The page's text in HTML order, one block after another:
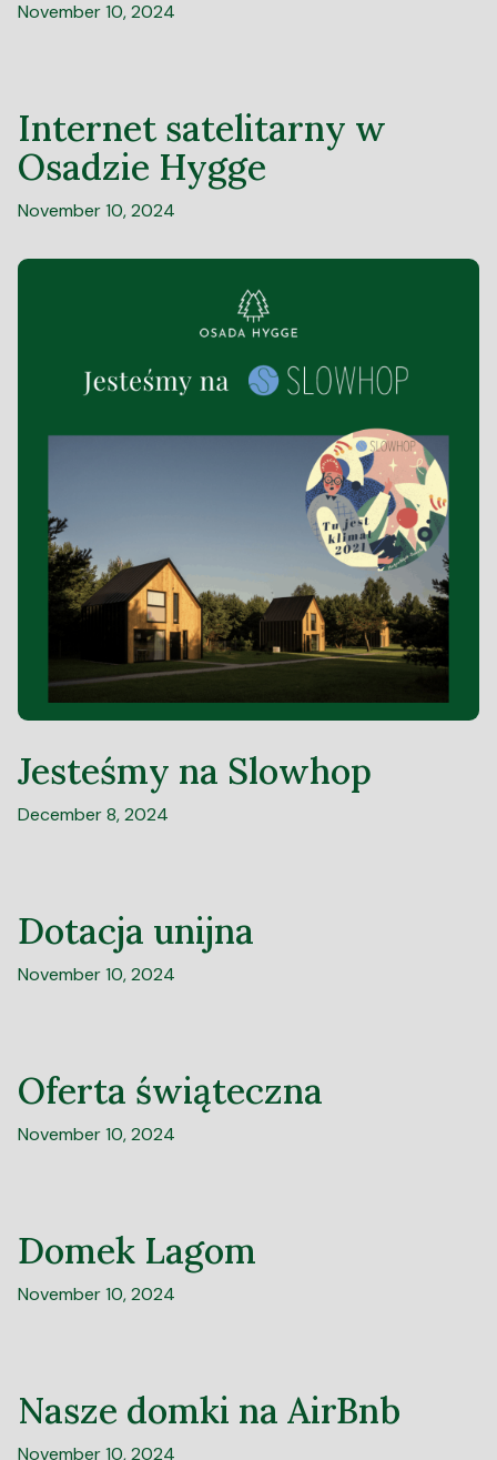
November 10, 2024
Internet satelitarny w
Osadzie Hygge
November 10, 2024
Jesteśmy na Slowhop
December 8, 2024
Dotacja unijna
November 10, 2024
Oferta świąteczna
November 10, 2024
Domek Lagom
November 10, 2024
Nasze domki na AirBnb
November 10, 2024